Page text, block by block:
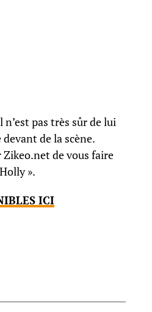
pas très sûr de lui
de la scène.
Zikeo.net de vous faire
».
ICI